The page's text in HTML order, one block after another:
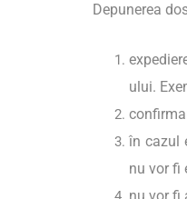
Depunerea
ului.
în cazul
nu vor fi